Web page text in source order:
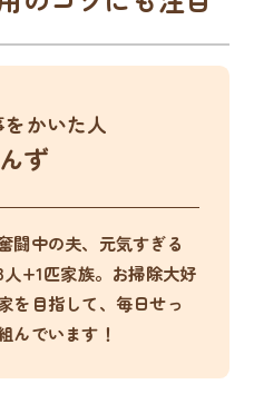
をかいた人
ず
闘中の夫、元気すぎる
+1匹家族。お掃除大好
を目指して、毎日せっ
んでいます！